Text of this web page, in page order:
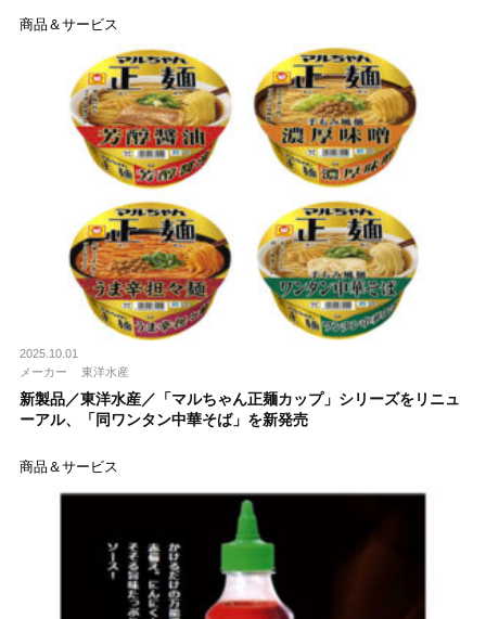
商品＆サービス
2025.10.01
メーカー
東洋水産
新製品／東洋水産／「マルちゃん正麺カップ」シリーズをリニュ
ーアル、「同ワンタン中華そば」を新発売
商品＆サービス